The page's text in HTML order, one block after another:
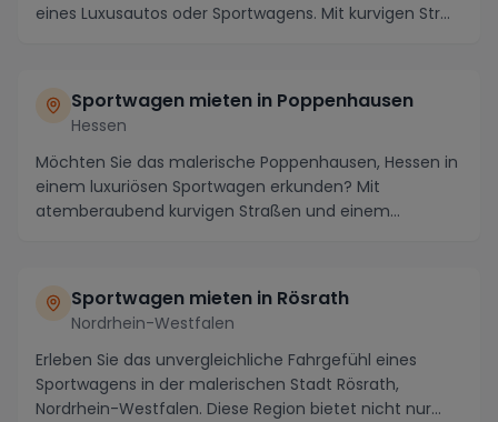
eines Luxusautos oder Sportwagens. Mit kurvigen Str...
Sportwagen mieten in Poppenhausen
Hessen
Möchten Sie das malerische Poppenhausen, Hessen in
einem luxuriösen Sportwagen erkunden? Mit
atemberaubend kurvigen Straßen und einem
Sportwagen mieten in Rösrath
Nordrhein-Westfalen
Erleben Sie das unvergleichliche Fahrgefühl eines
Sportwagens in der malerischen Stadt Rösrath,
Nordrhein-Westfalen. Diese Region bietet nicht nur